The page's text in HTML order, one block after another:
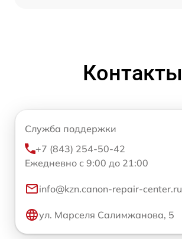
Контакты
Служба поддержки
+7 (843) 254-50-42
Ежедневно с 9:00 до 21:00
info@kzn.canon-repair-center.ru
ул. Марселя Салимжанова, 5